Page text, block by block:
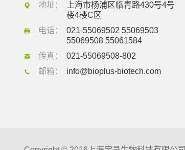
地址：
上海市杨浦区临青路430号4号
楼4楼C区
电话：
021-55069502 55069503
55069508 55061584
传真：
021-55069508-802
邮箱：
info@bioplus-biotech.com